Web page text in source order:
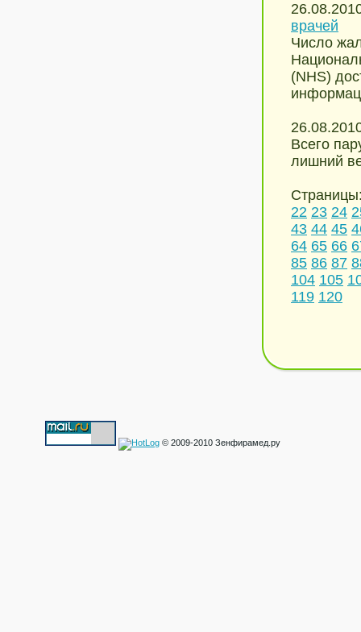
врачей
Число
(NHS)
Всего
лишний
22 23 24
43 44 45
64 65 66
85 86 87
104 105
119 120
© 2009-2010 Зенфирамед.ру